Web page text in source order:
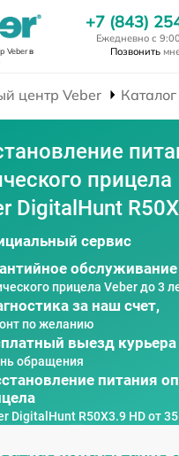
Veberв
+7 (843)
Ежедневно с
Позвонить
центр Veber
прицела
DigitalHunt
сервис
обслуживание
прицела Veber до 3
за наш счет,
по желанию
выезд курьера
обращения
питания
DigitalHunt R50X3.9 HD от